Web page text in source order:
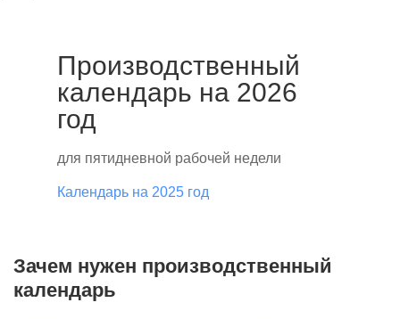
Производственный
календарь на 2026
год
для пятидневной рабочей недели
Календарь на 2025 год
Зачем нужен производственный
календарь